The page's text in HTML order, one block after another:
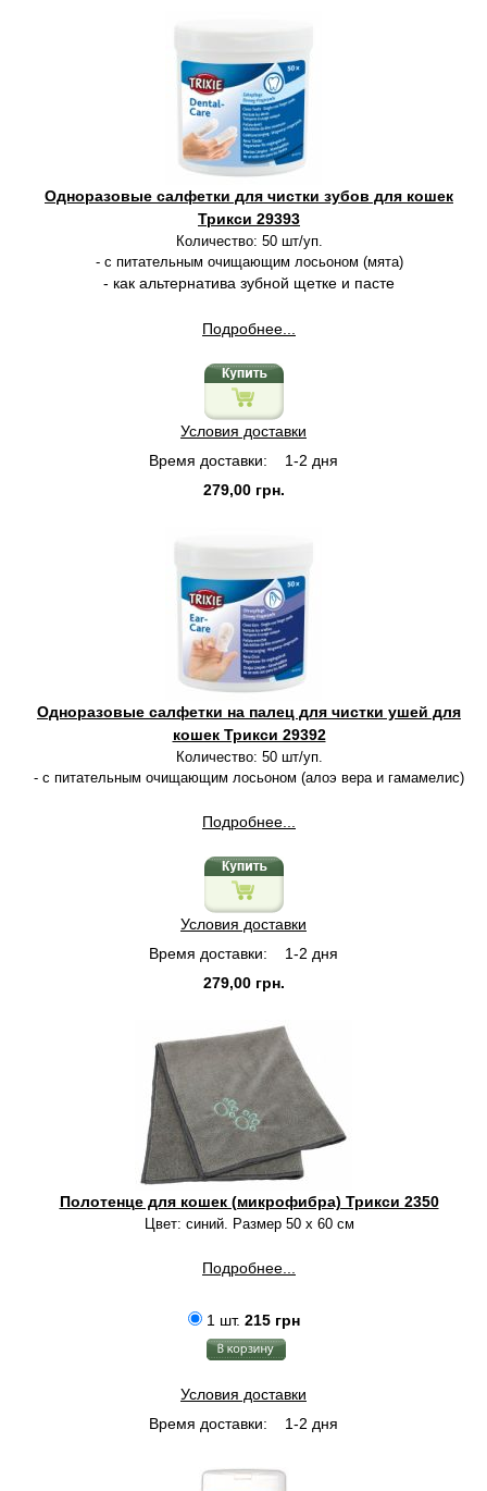
Одноразовые салфетки для чистки зубов для кошек
Трикси 29393
Количество: 50 шт/уп.
- с питательным очищающим лосьоном (мята)
- как альтернатива зубной щетке и пасте
Подробнее...
Условия доставки
Время доставки:
1-2 дня
279,00 грн.
Одноразовые салфетки на палец для чистки ушей для
кошек Трикси 29392
Количество: 50 шт/уп.
- с питательным очищающим лосьоном (алоэ вера и гамамелис)
Подробнее...
Условия доставки
Время доставки:
1-2 дня
279,00 грн.
Полотенце для кошек (микрофибра) Трикси 2350
Цвет: синий. Размер 50 х 60 см
Подробнее...
1 шт. 215 грн
Условия доставки
Время доставки:
1-2 дня